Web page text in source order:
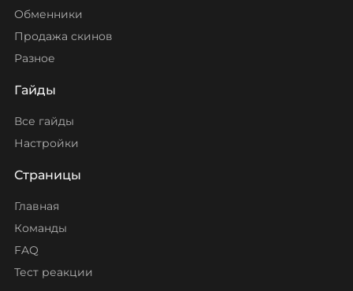
Обменники
Продажа скинов
Разное
Гайды
Все гайды
Настройки
Страницы
Главная
Команды
FAQ
Тест реакции